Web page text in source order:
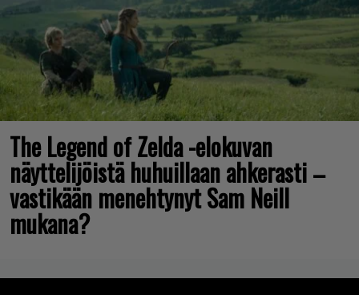
The Legend of Zelda -elokuvan
näyttelijöistä huhuillaan ahkerasti –
vastikään menehtynyt Sam Neill
mukana?